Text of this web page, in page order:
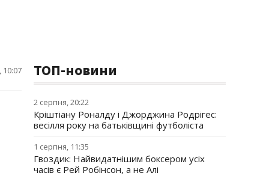
10:07 ТОП-новини
2 серпня, 20:22
Кріштіану Роналду і Джорджина Родрігес:
весілля року на батьківщині футболіста
1 серпня, 11:35
Гвоздик: Найвидатнішим боксером усіх
часів є Рей Робінсон, а не Алі